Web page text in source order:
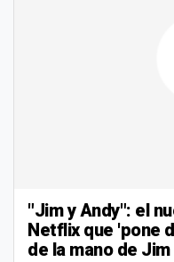
"Jim y Andy": el
Netflix que 'pone
de la mano de